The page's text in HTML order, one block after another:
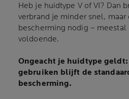
Heb je huidtype V of VI? Dan
verbrand je minder snel,
bescherming nodig – meestal
voldoende.
Ongeacht je huidtype
gebruiken blijft de
bescherming.